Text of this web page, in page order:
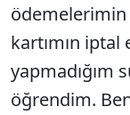
ödemelerimin
kartımın
yapmadığım
öğrendim.